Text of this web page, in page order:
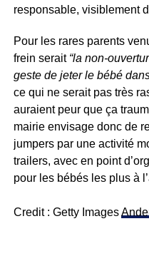
responsable, visiblement
Pour les rares parents
frein serait “la non-
geste de jeter le bébé
ce qui ne serait pas très
auraient peur que ça
mairie envisage donc de
jumpers par une activité
trailers, avec en point
pour les bébés les plus à
Credit : Getty Images